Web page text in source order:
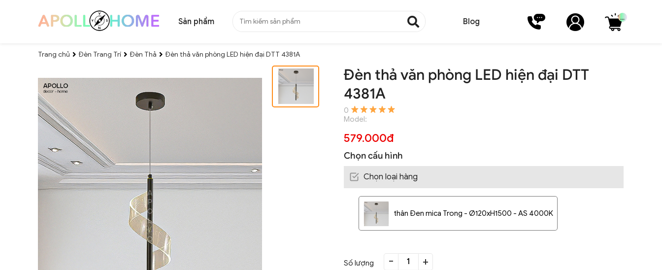
Sản phẩm Blog ...
Trang chủ Đèn Trang Trí Đèn Thả Đèn thả văn phòng LED hiện đại DTT 4381A
Đèn thả văn phòng LED hiện đại DTT
4381A
0
Model:
579.000đ
Chọn cấu hình
Chọn loại hàng
thân Đen mica Trong - Ø120xH1500 - AS 4000K
Số lượng - +